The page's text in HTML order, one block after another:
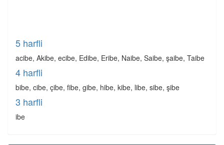
5 harfli
acibe, Akibe, ecibe, Edibe, Eribe, Naibe, Saibe, şaibe, Taibe
4 harfli
bibe, cibe, çibe, fibe, gibe, hibe, kibe, libe, sibe, şibe
3 harfli
ibe